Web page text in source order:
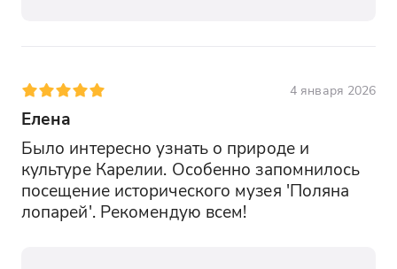
4 января 2026
Елена
Было интересно узнать о природе и
культуре Карелии. Особенно запомнилось
посещение исторического музея 'Поляна
лопарей'. Рекомендую всем!